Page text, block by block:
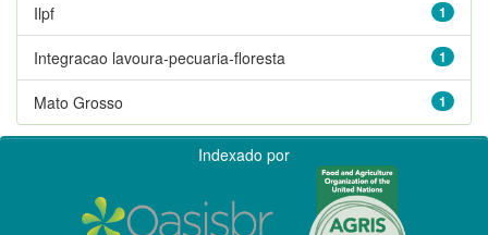
1
Ilpf
1
Integracao lavoura-pecuaria-floresta
1
Mato Grosso
Indexado por